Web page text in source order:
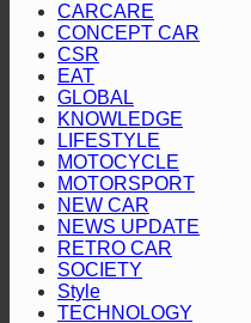
เรน
เจอร์
ยก
ระดับ
เซ็กเมนต์
กระบะ
ไลฟ์
สไตล์
ดีไซน์
CARCARE
CONCEPT CAR
CSR
EAT
GLOBAL
KNOWLEDGE
LIFESTYLE
MOTOCYCLE
MOTORSPORT
NEW CAR
NEWS UPDATE
RETRO CAR
SOCIETY
Style
TECHNOLOGY